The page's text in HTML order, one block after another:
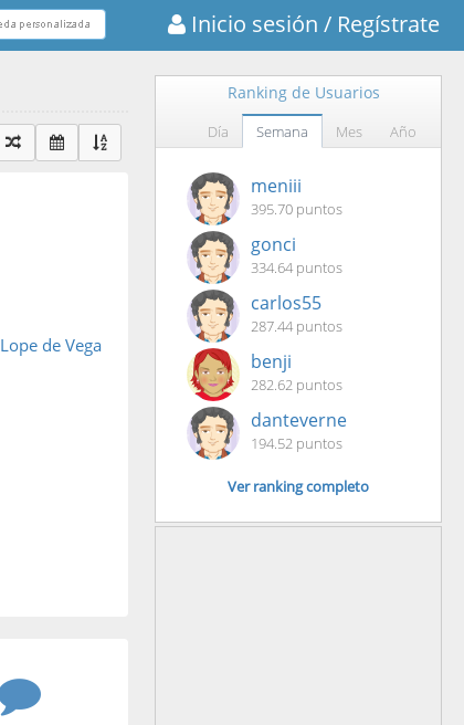
Inicio sesión / Regístrate
Lope de Vega
Ranking de Usuarios
Día Semana Mes Año
meniii
395.70 puntos
gonci
334.64 puntos
carlos55
287.44 puntos
benji
282.62 puntos
danteverne
194.52 puntos
Ver ranking completo